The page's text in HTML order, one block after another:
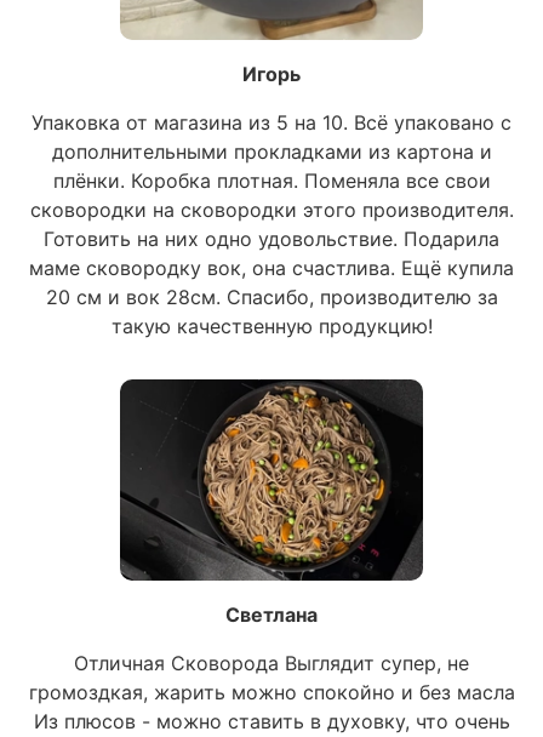
Игорь
Упаковка от магазина из 5 на 10. Всё упаковано с
дополнительными прокладками из картона и
плёнки. Коробка плотная. Поменяла все свои
сковородки на сковородки этого производителя.
Готовить на них одно удовольствие. Подарила
маме сковородку вок, она счастлива. Ещё купила
20 см и вок 28см. Спасибо, производителю за
такую качественную продукцию!
Светлана
Отличная Сковорода Выглядит супер, не
громоздкая, жарить можно спокойно и без масла
Из плюсов - можно ставить в духовку, что очень